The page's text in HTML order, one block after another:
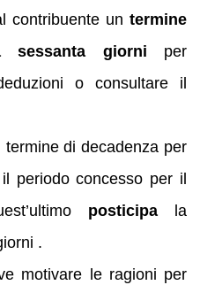
contribuente un termine
giorni per
o consultare il
di decadenza per
il periodo concesso per il
posticipala
.
motivare le ragioni per